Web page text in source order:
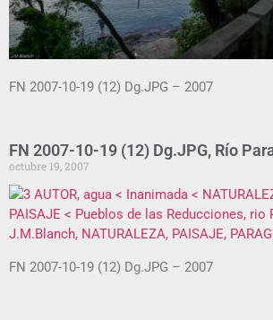
FN 2007-10-19 (12) Dg.JPG – 2007
FN 2007-10-19 (12) Dg.JPG, Río
octubre 19, 2007
FN 2007-10-19 (12) Dg.JPG – 2007